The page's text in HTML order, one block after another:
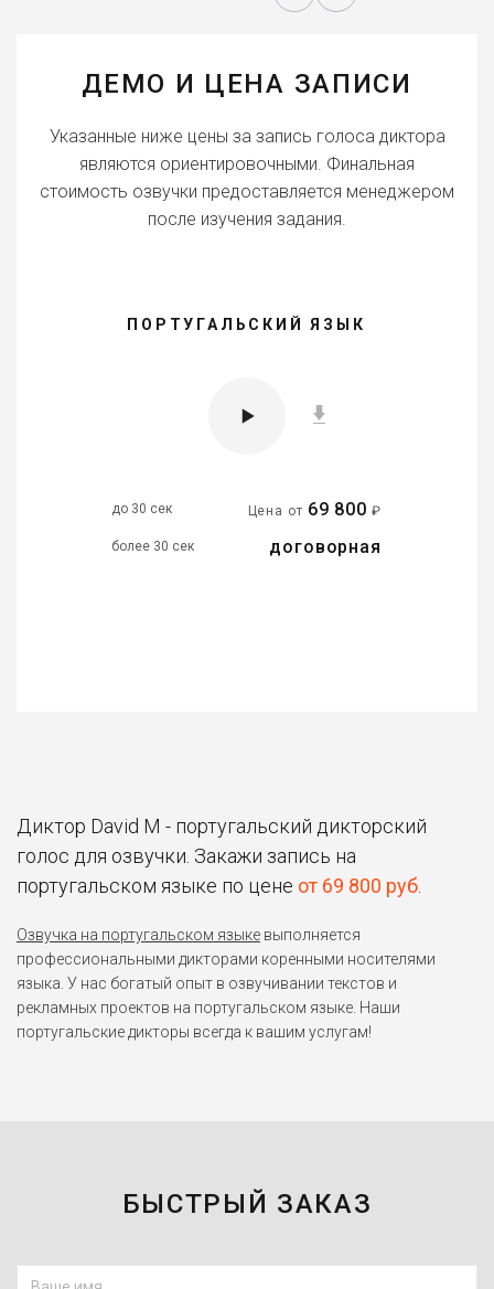
ДЕМО И ЦЕНА ЗАПИСИ
Указанные ниже цены за запись голоса диктора
являются ориентировочными. Финальная
стоимость озвучки предоставляется менеджером
после изучения задания.
ПОРТУГАЛЬСКИЙ ЯЗЫК
до 30 сек Цена от 69 800 ₽
более 30 сек договорная
Диктор David M - португальский дикторский
голос для озвучки. Закажи запись на
португальском языке по цене от 69 800 руб
Озвучка на португальском языке выполняется
профессиональными дикторами коренными носителями
языка. У нас богатый опыт в озвучивании текстов и
рекламных проектов на португальском языке. Наши
португальские дикторы всегда к вашим услугам!
БЫСТРЫЙ ЗАКАЗ